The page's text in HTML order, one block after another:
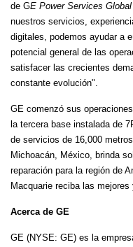
de GE Power Services
nuestros servicios,
digitales, podemos ayudar a
potencial general de las
satisfacer las crecientes
constante evolución".
GE comenzó sus
la tercera base instalada de
de servicios de 16,000
Michoacán, México, brinda
reparación para la región de
Macquarie reciba las
Acerca de GE
GE (NYSE: GE) es la